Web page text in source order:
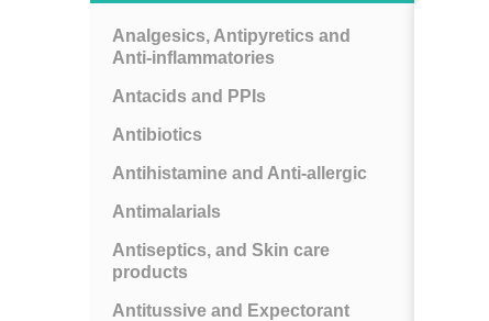
Analgesics, Antipyretics and
Anti-inflammatories
Antacids and PPIs
Antibiotics
Antihistamine and Anti-allergic
Antimalarials
Antiseptics, and Skin care
products
Antitussive and Expectorant